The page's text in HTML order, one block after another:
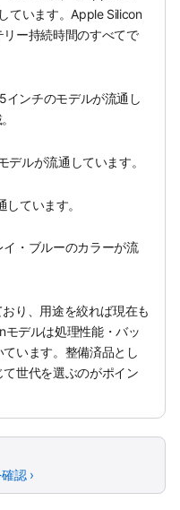
ています。Apple Silicon
ー持続時間のすべてで
インチのモデルが流通し
デルが流通しています。
ています。
・ブルーのカラーが流
り、用途を絞れば現在も
デルは処理性能・バッ
います。整備済品とし
世代を選ぶのがポイン
認 ›